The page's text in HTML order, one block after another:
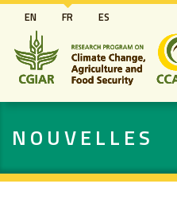
EN FR ES
NOUVELLES